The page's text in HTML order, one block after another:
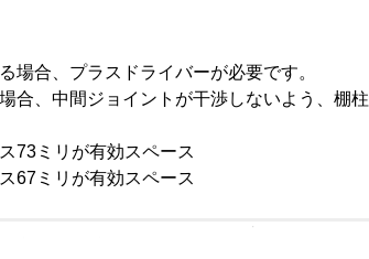
合、プラスドライバーが必要です。
合、中間ジョイントが干渉しないよう、棚
73ミリが有効スペース
67ミリが有効スペース